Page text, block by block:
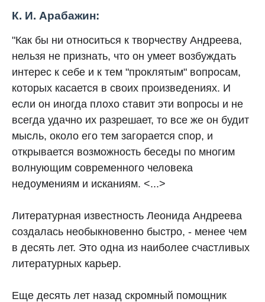
К. И. Арабажин:
"Как бы ни относиться к творчеству Андреева,
нельзя не признать, что он умеет возбуждать
интерес к себе и к тем "проклятым" вопросам,
которых касается в своих произведениях. И
если он иногда плохо ставит эти вопросы и не
всегда удачно их разрешает, то все же он будит
мысль, около его тем загорается спор, и
открывается возможность беседы по многим
волнующим современного человека
недоумениям и исканиям. <...>
Литературная известность Леонида Андреева
создалась необыкновенно быстро, - менее чем
в десять лет. Это одна из наиболее счастливых
литературных карьер.
Еще десять лет назад скромный помощник